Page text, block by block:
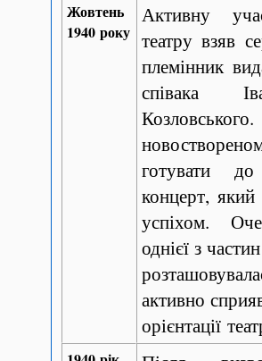
Жовтень
1940 року
Активну
театру взяв
племінник
співака
готувати
концерт,
успіхом.
однієї з
активно
орієнтації